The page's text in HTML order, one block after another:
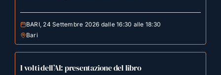
BARI, 24 Settembre 2026 dalle 16:30 alle 18:30
Bari
I volti dell’AI: presentazione del libro